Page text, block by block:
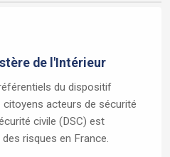
de l'Intérieur
du dispositif
acteurs de sécurité
civile (DSC) est
risques en France.